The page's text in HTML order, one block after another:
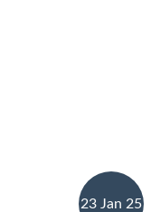
23 Jan 25